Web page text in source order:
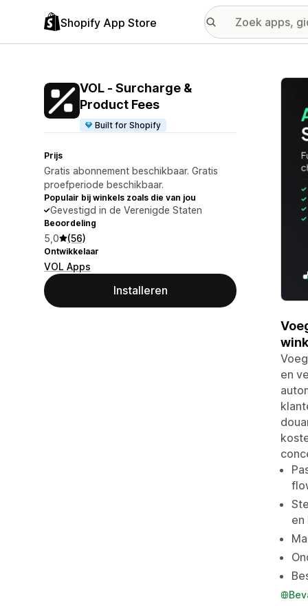
Shopify App Store
VOL ‑ Surcharge &
Product Fees
Built for Shopify
Prijs
Gratis abonnement beschikbaar. Gratis
proefperiode beschikbaar.
Populair bij winkels zoals die van jou
Gevestigd in de Verenigde Staten
Beoordeling
5,0 (56)
Ontwikkelaar
VOL Apps
Installeren
en
en